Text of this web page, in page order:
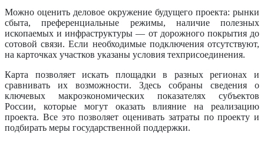
Можно оценить деловое окружение будущего проекта: рынки
сбыта, преференциальные режимы, наличие полезных
ископаемых и инфраструктуры — от дорожного покрытия до
сотовой связи. Если необходимые подключения отсутствуют,
на карточках участков указаны условия техприсоединения.
Карта позволяет искать площадки в разных регионах и
сравнивать их возможности. Здесь собраны сведения о
ключевых макроэкономических показателях субъектов
России, которые могут оказать влияние на реализацию
проекта. Все это позволяет оценивать затраты по проекту и
подбирать меры государственной поддержки.